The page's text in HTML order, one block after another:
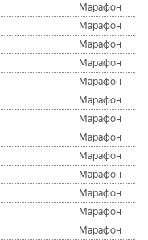
Марафон
Марафон
Марафон
Марафон
Марафон
Марафон
Марафон
Марафон
Марафон
Марафон
Марафон
Марафон
Марафон